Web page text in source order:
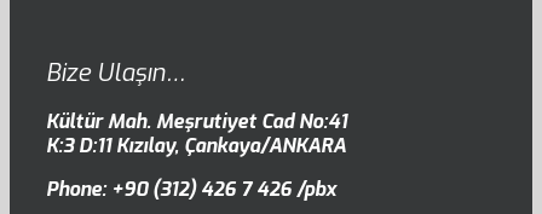
Bize Ulaşın…
Kültür Mah. Meşrutiyet Cad No:41
K:3 D:11 Kızılay, Çankaya/ANKARA
Phone: +90 (312) 426 7 426 /pbx